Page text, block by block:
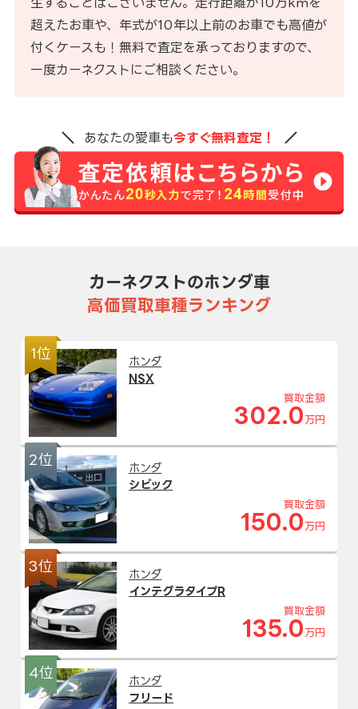
超えたお車や、年式が10年以上前のお車でも高値が
付くケースも！無料で査定を承っておりますので、
一度カーネクストにご相談ください。
あなたの愛車も今すぐ無料査定！
カーネクストのホンダ車
高価買取車種ランキング
1位
ホンダ
NSX
買取金額
302.0 万円
2位
ホンダ
シビック
買取金額
150.0 万円
3位
ホンダ
インテグラタイプR
買取金額
135.0 万円
4位
ホンダ
フリード